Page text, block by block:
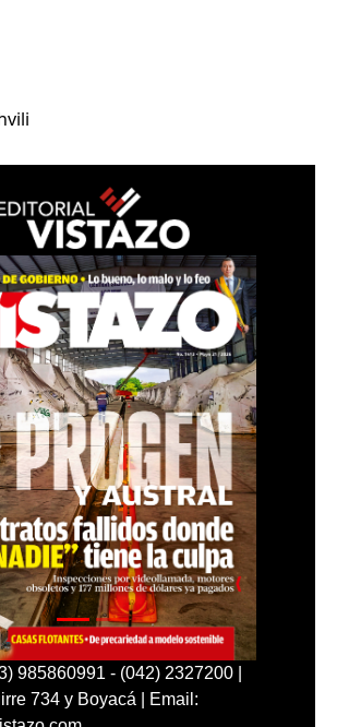
985860991 - (042) 2327200 |
734 y Boyacá | Email: